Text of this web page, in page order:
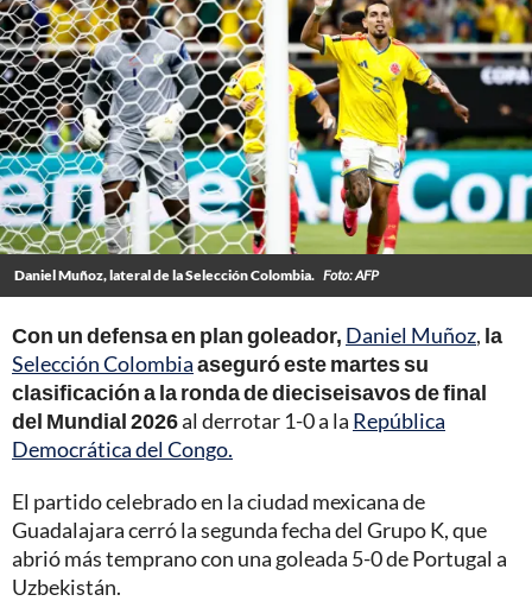
Daniel Muñoz, lateral de la Selección Colombia. Foto: AFP
Con un defensa en plan goleador, Daniel Muñoz, la
Selección Colombiaaseguró este martes su
clasificación a la ronda de dieciseisavos de final
del Mundial 2026al derrotar 1-0 a la República
Democrática del Congo.
El partido celebrado en la ciudad mexicana de
Guadalajara cerró la segunda fecha del Grupo K, que
abrió más temprano con una goleada 5-0 de Portugal a
Uzbekistán.